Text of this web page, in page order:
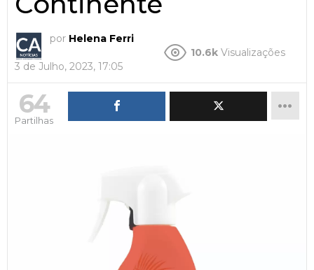
por Helena Ferri
3 de Julho, 2023, 17:05
10.6k Visualizações
64
Partilhas